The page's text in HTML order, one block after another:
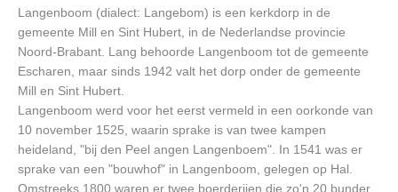
Langenboom (dialect: Langebom) is een kerkdorp in de
gemeente Mill en Sint Hubert, in de Nederlandse provincie
Noord-Brabant. Lang behoorde Langenboom tot de gemeente
Escharen, maar sinds 1942 valt het dorp onder de gemeente
Mill en Sint Hubert.
Langenboom werd voor het eerst vermeld in een oorkonde van
10 november 1525, waarin sprake is van twee kampen
heideland, "bij den Peel angen Langenboem". In 1541 was er
sprake van een "bouwhof" in Langenboom, gelegen op Hal.
Omstreeks 1800 waren er twee boerderijen die zo'n 20 bunder